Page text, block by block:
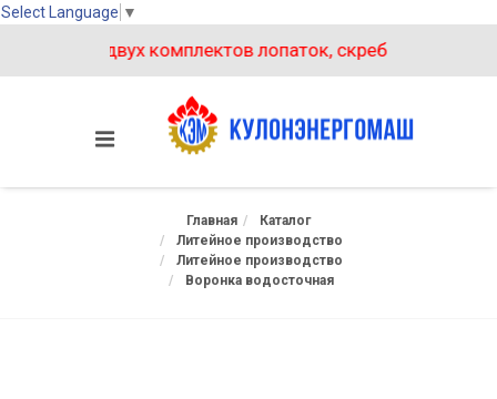
Select Language ▼
покупке двух комплектов лопаток, скребков на
Главная
Каталог
Литейное производство
Литейное производство
Воронка водосточная